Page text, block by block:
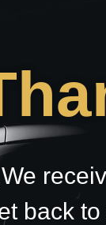
We
back